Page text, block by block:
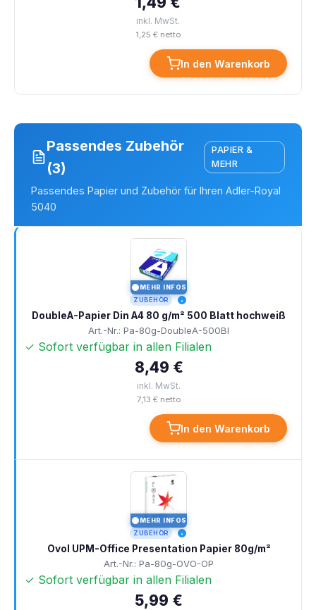
inkl. MwSt.
1,25 € netto
In den Warenkorb
Passendes Zubehör
(3)
PAPIER &
MEHR
Passendes Papier und Zubehör für Ihren Adler-Royal
5040
MEHR INFOS
ZUBEHÖR
DoubleA-Papier Din A4 80 g/m² 500 Blatt hochweiß
Art.-Nr.: Pa-80g-DoubleA-500Bl
✓ Sofort verfügbar in allen Filialen
8,49 €
inkl. MwSt.
7,13 € netto
In den Warenkorb
MEHR INFOS
ZUBEHÖR
Ovol UPM-Office Presentation Papier 80g/m²
Art.-Nr.: Pa-80g-OVO-OP
✓ Sofort verfügbar in allen Filialen
5,99 €